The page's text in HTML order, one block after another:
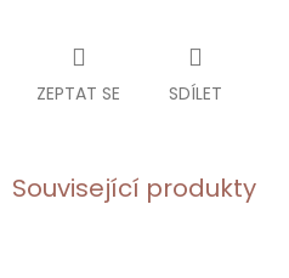
ZEPTAT SE SDÍLET
Související produkty